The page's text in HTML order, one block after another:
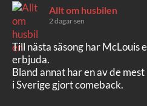
Allt om husbilen
2 dagar sen
Till nästa säsong har McLouis
erbjuda.
Bland annat har en av de
i Sverige gjort comeback.